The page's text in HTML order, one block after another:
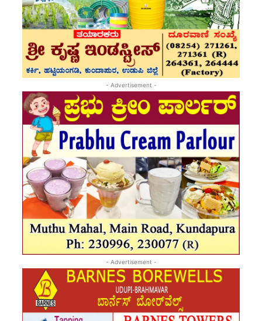
- Advertisement -
- Advertisement -